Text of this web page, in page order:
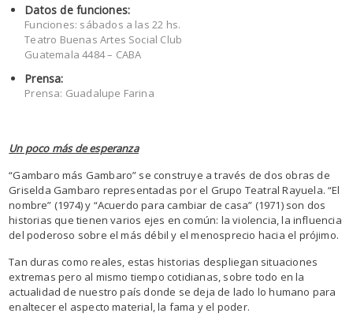
Datos de funciones:
Funciones: sábados a las 22 hs.
Teatro Buenas Artes Social Club
Guatemala 4484 – CABA
Prensa:
Prensa: Guadalupe Farina
Un poco más de esperanza
“Gambaro más Gambaro” se construye a través de dos obras de
Griselda Gambaro representadas por el Grupo Teatral Rayuela. “El
nombre” (1974) y “Acuerdo para cambiar de casa” (1971) son dos
historias que tienen varios ejes en común: la violencia, la influencia
del poderoso sobre el más débil y el menosprecio hacia el prójimo.
Tan duras como reales, estas historias despliegan situaciones
extremas pero al mismo tiempo cotidianas, sobre todo en la
actualidad de nuestro país donde se deja de lado lo humano para
enaltecer el aspecto material, la fama y el poder.